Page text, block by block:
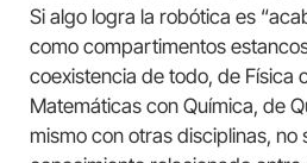
Si algo logra la robótica es
como compartimentos
coexistencia de todo, de Física
Matemáticas con Química, de
mismo con otras disciplinas, no